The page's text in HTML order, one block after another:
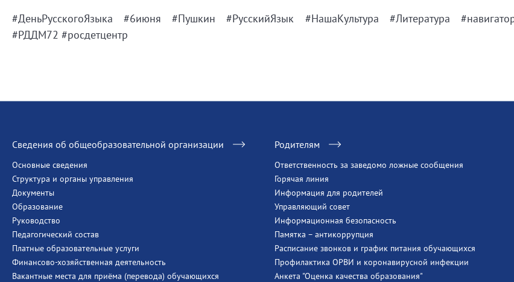
#ДеньРусскогоЯзыка #6июня #Пушкин #РусскийЯзык #НашаКультура #Литература
#РДДМ72 #росдетцентр
Сведения об общеобразовательной организации
Основные сведения
Структура и органы управления
Документы
Образование
Руководство
Педагогический состав
Платные образовательные услуги
Финансово-хозяйственная деятельность
Вакантные места для приёма (перевода) обучающихся
Родителям
Ответственность за заведомо ложные сообщения
Горячая линия
Информация для родителей
Управляющий совет
Информационная безопасность
Памятка – антикоррупция
Расписание звонков и график питания обучающихся
Профилактика ОРВИ и коронавирусной инфекции
Анкета "Оценка качества образования"